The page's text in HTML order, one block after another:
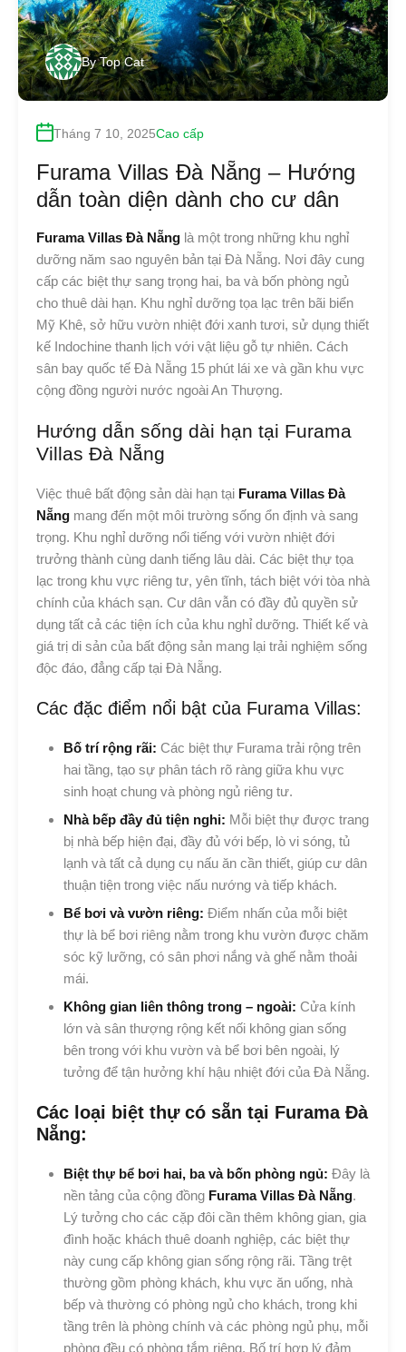
By Top Cat
Tháng 7 10, 2025Cao cấp
Furama Villas Đà Nẵng – Hướng
dẫn toàn diện dành cho cư dân
Furama Villas Đà Nẵng là một trong những khu nghỉ
dưỡng năm sao nguyên bản tại Đà Nẵng. Nơi đây cung
cấp các biệt thự sang trọng hai, ba và bốn phòng ngủ
cho thuê dài hạn. Khu nghỉ dưỡng tọa lạc trên bãi biển
Mỹ Khê, sở hữu vườn nhiệt đới xanh tươi, sử dụng thiết
kế Indochine thanh lịch với vật liệu gỗ tự nhiên. Cách
sân bay quốc tế Đà Nẵng 15 phút lái xe và gần khu vực
cộng đồng người nước ngoài An Thượng.
Hướng dẫn sống dài hạn tại Furama
Villas Đà Nẵng
Việc thuê bất động sản dài hạn tại Furama Villas Đà
Nẵng mang đến một môi trường sống ổn định và sang
trọng. Khu nghỉ dưỡng nổi tiếng với vườn nhiệt đới
trưởng thành cùng danh tiếng lâu dài. Các biệt thự tọa
lạc trong khu vực riêng tư, yên tĩnh, tách biệt với tòa nhà
chính của khách sạn. Cư dân vẫn có đầy đủ quyền sử
dụng tất cả các tiện ích của khu nghỉ dưỡng. Thiết kế và
giá trị di sản của bất động sản mang lại trải nghiệm sống
độc đáo, đẳng cấp tại Đà Nẵng.
Các đặc điểm nổi bật của Furama Villas:
Bố trí rộng rãi: Các biệt thự Furama trải rộng trên
hai tầng, tạo sự phân tách rõ ràng giữa khu vực
sinh hoạt chung và phòng ngủ riêng tư.
Nhà bếp đầy đủ tiện nghi: Mỗi biệt thự được trang
bị nhà bếp hiện đại, đầy đủ với bếp, lò vi sóng, tủ
lạnh và tất cả dụng cụ nấu ăn cần thiết, giúp cư dân
thuận tiện trong việc nấu nướng và tiếp khách.
Bể bơi và vườn riêng: Điểm nhấn của mỗi biệt
thự là bể bơi riêng nằm trong khu vườn được chăm
sóc kỹ lưỡng, có sân phơi nắng và ghế nằm thoải
mái.
Không gian liên thông trong – ngoài: Cửa kính
lớn và sân thượng rộng kết nối không gian sống
bên trong với khu vườn và bể bơi bên ngoài, lý
tưởng để tận hưởng khí hậu nhiệt đới của Đà Nẵng.
Các loại biệt thự có sẵn tại Furama Đà
Nẵng:
Biệt thự bể bơi hai, ba và bốn phòng ngủ: Đây là
nền tảng của cộng đồng Furama Villas Đà Nẵng.
Lý tưởng cho các cặp đôi cần thêm không gian, gia
đình hoặc khách thuê doanh nghiệp, các biệt thự
này cung cấp không gian sống rộng rãi. Tầng trệt
thường gồm phòng khách, khu vực ăn uống, nhà
bếp và thường có phòng ngủ cho khách, trong khi
tầng trên là phòng chính và các phòng ngủ phụ, mỗi
phòng đều có phòng tắm riêng. Bố trí hợp lý đảm